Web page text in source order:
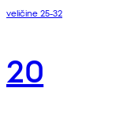
veličine 25-32
20